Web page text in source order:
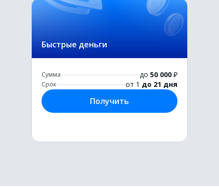
Быстрые деньги
Сумма до 50 000 ₽
Срок от 1 до 21 дня
Получить